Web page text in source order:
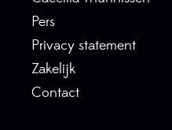
Pers
Privacy statement
Zakelijk
Contact